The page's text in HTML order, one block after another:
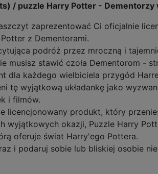
/ puzzle Harry Potter -
zaprezentować Ci oficjalnie
z Dementorami.
podróż przez mroczną i
musisz stawić czoła Dementorom -
dla każdego wielbiciela przygód
tę wyjątkową układankę jako
i filmów.
licencjonowany produkt, który
wyjątkowych okazji, Puzzle Harry
oferuje świat Harry'ego Pottera.
i podaruj sobie lub bliskiej osobie